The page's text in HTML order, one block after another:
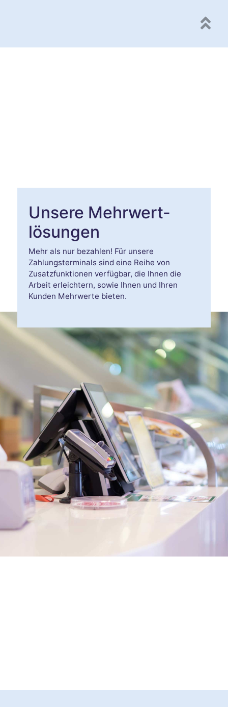
Unsere Mehrwert­
lösungen
Mehr als nur bezahlen! Für unsere
Zahlungsterminals sind eine Reihe von
Zusatzfunktionen verfügbar, die Ihnen die
Arbeit erleichtern, sowie Ihnen und Ihren
Kunden Mehrwerte bieten.